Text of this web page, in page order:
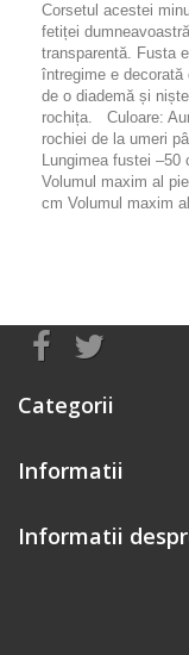
Corsetul acestei
fetiței
transparentă. Fusta
întregime e
de o diademă și
rochița. Culoare:
rochiei de la umeri
Lungimea fustei
Volumul maxim al
cm Volumul maxim
Categorii
Informatii
Informatii